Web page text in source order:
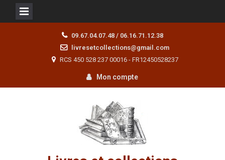
09.67.04.07.48 / 06.16.71.12.38
livresetcollections@gmail.com
RCS 450 528 237 00016 - FR12450528237
Mon compte